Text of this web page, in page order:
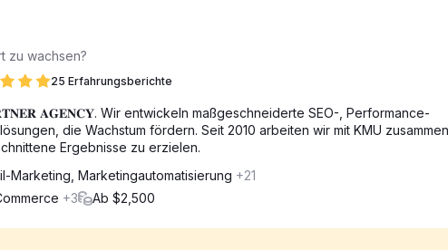
zu wachsen?
25 Erfahrungsberichte
𝐀𝐆𝐄𝐍𝐂𝐘. Wir entwickeln maßgeschneiderte SEO-, Performance-
die Wachstum fördern. Seit 2010 arbeiten wir mit KMU
Ergebnisse zu erzielen.
Marketing, Marketingautomatisierung +21
+3 Ab $2,500